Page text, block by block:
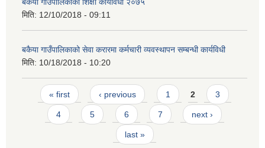
मिति: 12/10/2018 - 09:11
बकैया गाउँपालिकाको सेवा करारमा कर्मचारी व्यवस्थापन सम्बन्धी कार्यविधी
मिति: 10/18/2018 - 10:20
Pages
« first ‹ previous 1 2 3
4 5 6 7 next ›
last »